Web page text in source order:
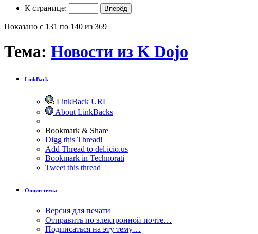
К странице:
Показано с 131 по 140 из 369
Тема: Новости из K Dojo
LinkBack
LinkBack URL
About LinkBacks
Bookmark & Share
Digg this Thread!
Add Thread to del.icio.us
Bookmark in Technorati
Tweet this thread
Опции темы
Версия для печати
Отправить по электронной почте…
Подписаться на эту тему…